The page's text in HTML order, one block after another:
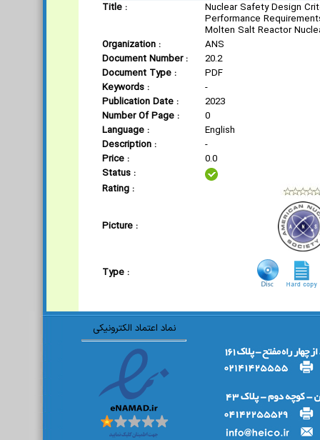
Title :
Nuclear Safety Design
Performance
Molten Salt Reactor
Organization :
ANS
Document Number :
20.2
Document Type :
PDF
Keywords :
-
Publication Date :
2023
Number Of Page :
0
Language :
English
Description :
-
Price :
0.0
Status :
Rating :
Picture :
Type :
نماد اعتماد الکترونیکی